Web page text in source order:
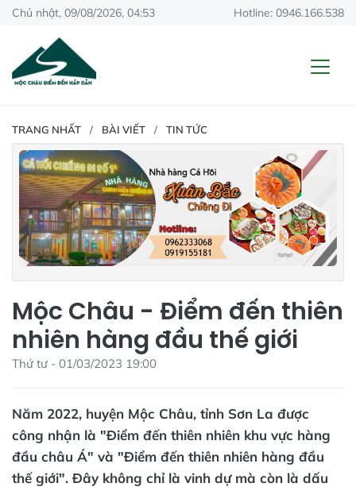
Chủ nhật, 09/08/2026, 04:53 Hotline: 0946.166.538
TRANG NHẤT BÀI VIẾT TIN TỨC
Mộc Châu - Điểm đến thiên
nhiên hàng đầu thế giới
Thứ tư - 01/03/2023 19:00
Năm 2022, huyện Mộc Châu, tỉnh Sơn La được
công nhận là "Điểm đến thiên nhiên khu vực hàng
đầu châu Á" và "Điểm đến thiên nhiên hàng đầu
thế giới". Đây không chỉ là vinh dự mà còn là dấu